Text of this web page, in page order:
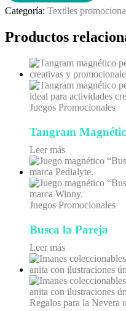
Categoría: Textiles
Productos
Juegos Promocionales
Tangram
Leer más
Juegos Promocionales
Busca la Pareja
Leer más
Regalos para la Nevera